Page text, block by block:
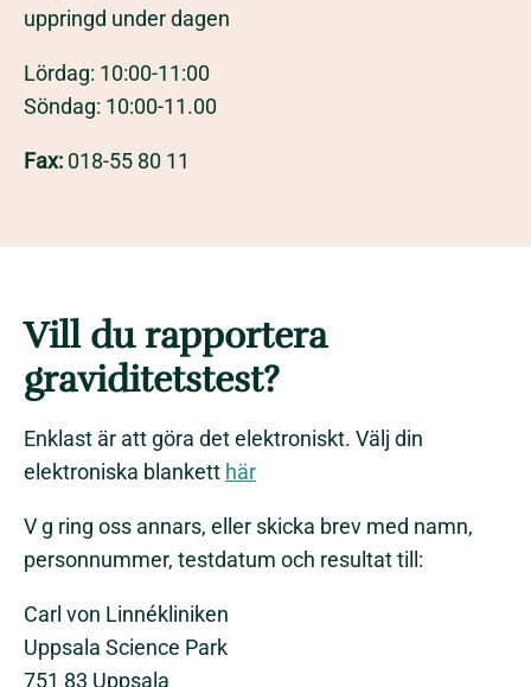
uppringd under dagen
Lördag: 10:00-11:00
Söndag: 10:00-11.00
Fax: 018-55 80 11
Vill du rapportera
graviditetstest?
Enklast är att göra det elektroniskt. Välj din
elektroniska blankett här
V g ring oss annars, eller skicka brev med namn,
personnummer, testdatum och resultat till:
Carl von Linnékliniken
Uppsala Science Park
751 83 Uppsala